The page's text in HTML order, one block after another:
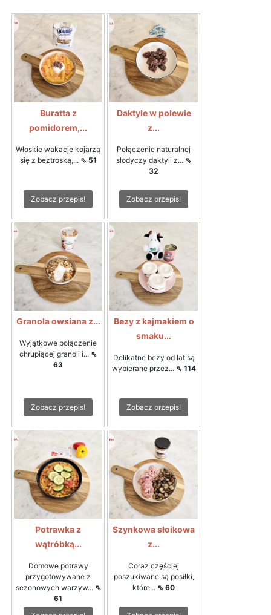
Buratta z
pomidorem,...
Włoskie wakacje kojarzą
się z beztroską,... ⇖ 51
Zobacz przepis!
Daktyle w polewie
z...
Połączenie naturalnej
słodyczy daktyli z... ⇖
32
Zobacz przepis!
Granola owsiana z...
Wyjątkowe połączenie
chrupiącej granoli i... ⇖
63
Zobacz przepis!
Bezy z kajmakiem o
smaku...
Delikatne bezy od lat są
wybierane przez... ⇖ 114
Zobacz przepis!
Potrawka z
wątróbką...
Domowe potrawy
przygotowywane z
sezonowych warzyw... ⇖
61
Szynkowa słoikowa
z...
Coraz częściej
poszukiwane są posiłki,
które... ⇖ 60